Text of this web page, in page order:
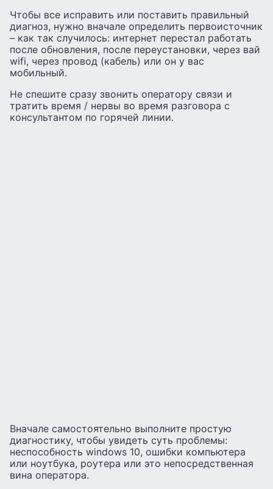
Чтобы все исправить или поставить правильный
диагноз, нужно вначале определить первоисточник
– как так случилось: интернет перестал работать
после обновления, после переустановки, через вай
wifi, через провод (кабель) или он у вас
мобильный.
Не спешите сразу звонить оператору связи и
тратить время / нервы во время разговора с
консультантом по горячей линии.
Вначале самостоятельно выполните простую
диагностику, чтобы увидеть суть проблемы:
неспособность windows 10, ошибки компьютера
или ноутбука, роутера или это непосредственная
вина оператора.